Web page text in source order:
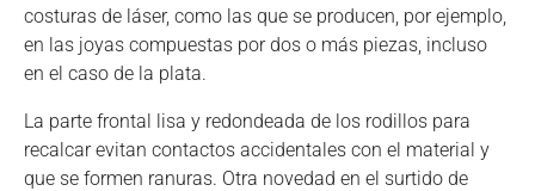
costuras de láser, como las que se producen, por ejemplo,
en las joyas compuestas por dos o más piezas, incluso
en el caso de la plata.
La parte frontal lisa y redondeada de los rodillos para
recalcar evitan contactos accidentales con el material y
que se formen ranuras. Otra novedad en el surtido de